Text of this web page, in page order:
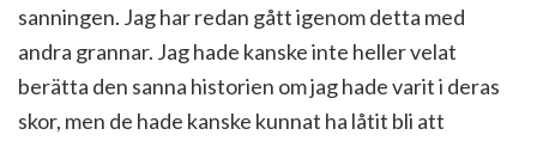
sanningen. Jag har redan gått igenom detta med
andra grannar. Jag hade kanske inte heller velat
berätta den sanna historien om jag hade varit i deras
skor, men de hade kanske kunnat ha låtit bli att